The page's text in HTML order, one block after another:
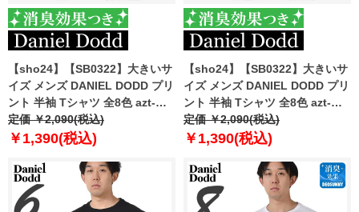
【sho24】【SB0322】大きいサ
イズ メンズ DANIEL DODD プリ
ント 半袖 Tシャツ 全8色 azt-
2402pt1
定価 ￥2,090(税込)
￥1,390(税込)
【sho24】【SB0322】大きいサ
イズ メンズ DANIEL DODD プリ
ント 半袖 Tシャツ 全8色 azt-
2402pt2
定価 ￥2,090(税込)
￥1,390(税込)